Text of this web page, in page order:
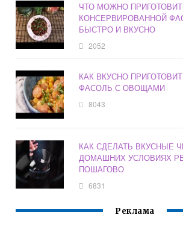
ЧТО МОЖНО
КОНСЕРВИРОВАННОЙ
БЫСТРО И ВКУСНО
2052
КАК ВКУСНО
ФАСОЛЬ С ОВОЩАМИ
8043
КАК СДЕЛАТЬ ВКУСНЫЕ
ДОМАШНИХ УСЛОВИЯХ
ПОШАГОВО
6831
Реклама